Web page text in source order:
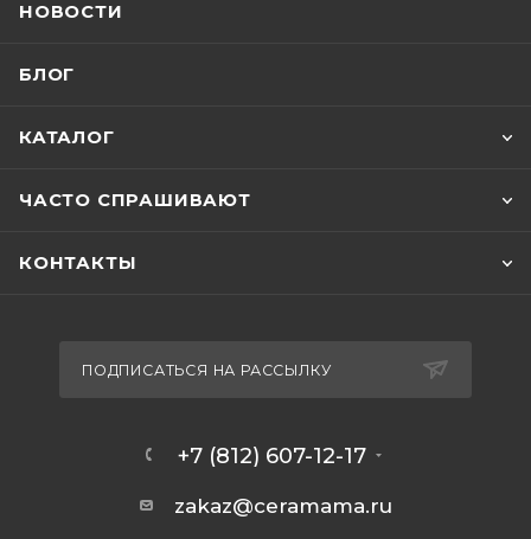
НОВОСТИ
БЛОГ
КАТАЛОГ
ЧАСТО СПРАШИВАЮТ
КОНТАКТЫ
ПОДПИСАТЬСЯ НА РАССЫЛКУ
+7 (812) 607-12-17
zakaz@ceramama.ru